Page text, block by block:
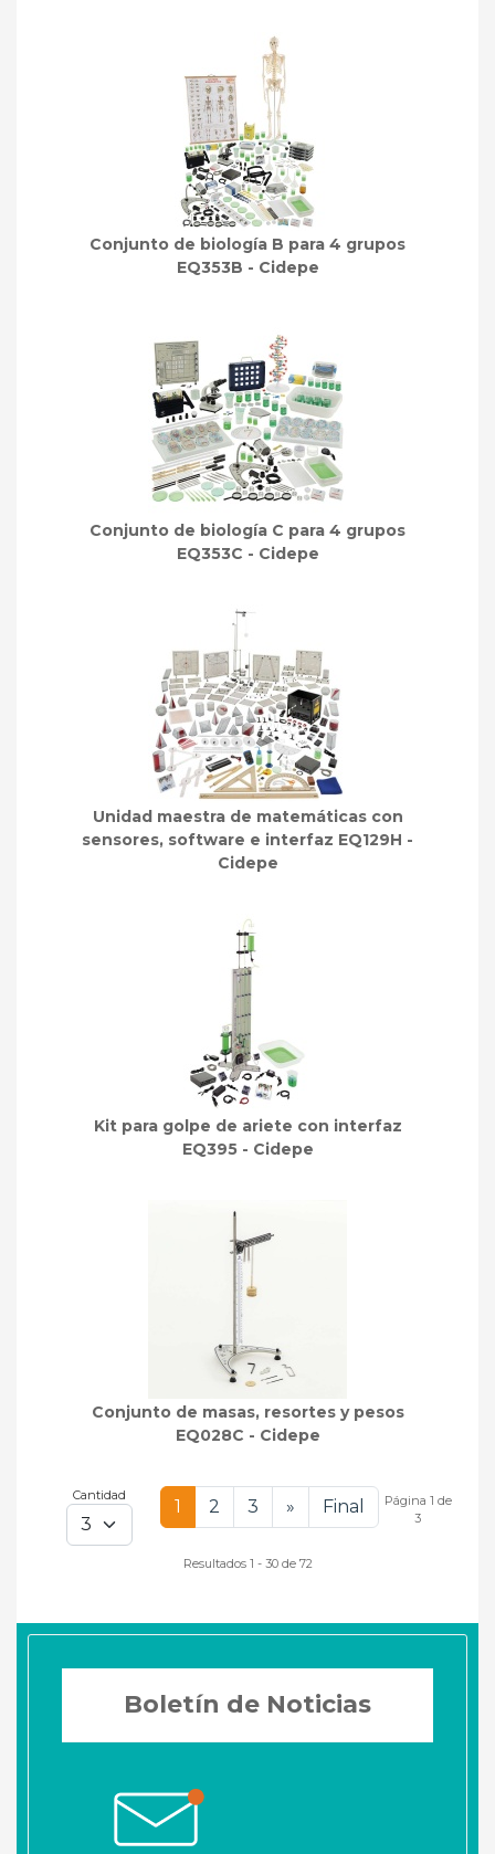
Conjunto de biología B para 4 grupos
EQ353B - Cidepe
Conjunto de biología C para 4 grupos
EQ353C - Cidepe
Unidad maestra de matemáticas con
sensores, software e interfaz EQ129H -
Cidepe
Kit para golpe de ariete con interfaz
EQ395 - Cidepe
Conjunto de masas, resortes y pesos
EQ028C - Cidepe
1 2 3 » Final
Página 1 de
3
Resultados 1 - 30 de 72
Boletín de Noticias